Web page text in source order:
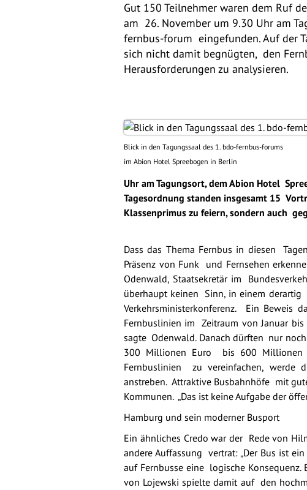
Gut 150 Teilnehmer waren dem Ruf
am 26. November um 9.30 Uhr am
fernbus-forum eingefunden. Auf der
sich nicht damit begnügten, den
Herausforderungen zu analysieren.
Blick in den Tagungssaal des 1. bdo-fernbus-forums
im Abion Hotel Spreebogen in Berlin
Uhr am Tagungsort, dem Abion Hotel
Tagesordnung standen insgesamt 15
Klassenprimus zu feiern, sondern auch
Dass das Thema Fernbus in diesen
Präsenz von Funk und Fernsehen
Odenwald, Staatsekretär im
überhaupt keinen Sinn, in einem derartig
Verkehrsministerkonferenz. Ein Beweis
Fernbuslinien im Zeitraum von Januar
sagte Odenwald. Danach dürften nur
300 Millionen Euro bis 600 Millionen
Fernbuslinien zu vereinfachen, werde
anstreben. Attraktive Busbahnhöfe mit
Kommunen. „Das ist keine Aufgabe der
Hamburg und sein moderner Busport
Ein ähnliches Credo war der Rede von
andere Auffassung vertrat: „Der Bus ist
auf Fernbusse eine logische
von Lojewski spielte damit auf den